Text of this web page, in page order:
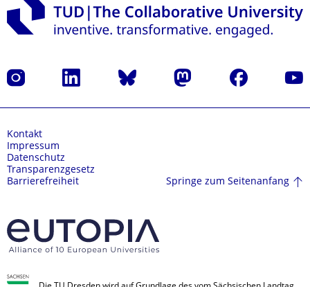
Instagram LinkedIn Bluesky Mastodon Facebook
Kontakt
Impressum
Datenschutz
Transparenzgesetz
Barrierefreiheit
Springe zum Seitenanfang